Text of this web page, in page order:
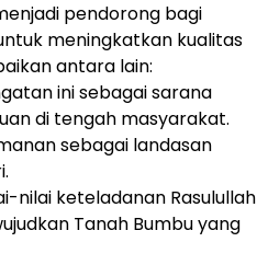
pendorong bagi
meningkatkan kualitas
antara lain:
ini sebagai sarana
di tengah masyarakat.
sebagai landasan
nilai keteladanan Rasulullah
Tanah Bumbu yang